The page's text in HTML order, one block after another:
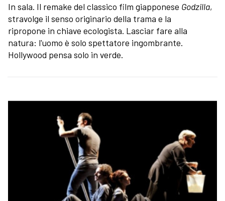
In sala. Il remake del classico film giapponese Godzilla,
stravolge il senso originario della trama e la
ripropone in chiave ecologista. Lasciar fare alla
natura: l'uomo è solo spettatore ingombrante.
Hollywood pensa solo in verde.